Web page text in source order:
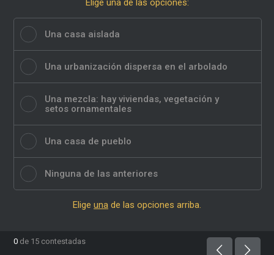
Elige una de las opciones:
Una casa aislada
Una urbanización dispersa en el arbolado
Una mezcla: hay viviendas, vegetación y
setos ornamentales
Una casa de pueblo
Ninguna de las anteriores
Elige una de las opciones arriba.
0 de 15 contestadas